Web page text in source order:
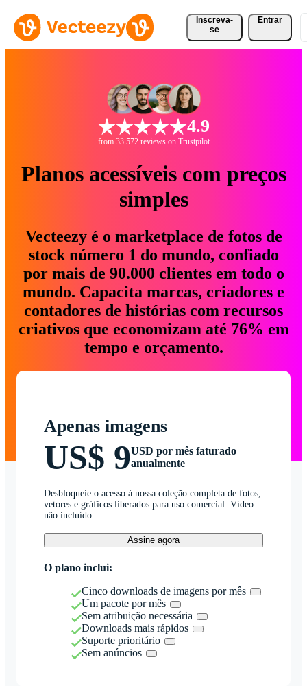
Inscreva-
se
Entrar
4.9
from 33.572 reviews on Trustpilot
Planos acessíveis com preços
simples
Vecteezy é o marketplace de fotos de
stock número 1 do mundo, confiado
por mais de 90.000 clientes em todo o
mundo. Capacita marcas, criadores e
contadores de histórias com recursos
criativos que economizam até 76% em
tempo e orçamento.
Apenas imagens
US$ 9USD por mês faturado
anualmente
Desbloqueie o acesso à nossa coleção completa de fotos,
vetores e gráficos liberados para uso comercial. Vídeo
não incluído.
Assine agora
O plano inclui:
Cinco downloads de imagens por mês
Um pacote por mês
Sem atribuição necessária
Downloads mais rápidos
Suporte prioritário
Sem anúncios